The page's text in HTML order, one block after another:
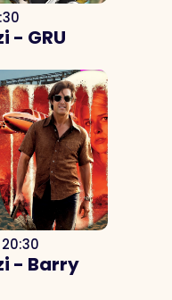
- GRU
- Barry